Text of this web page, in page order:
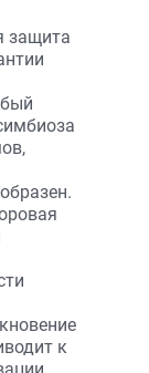
защита
к